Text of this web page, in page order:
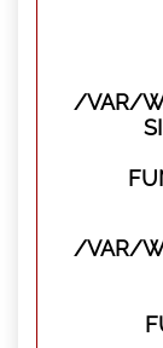
/VAR/
/VAR/